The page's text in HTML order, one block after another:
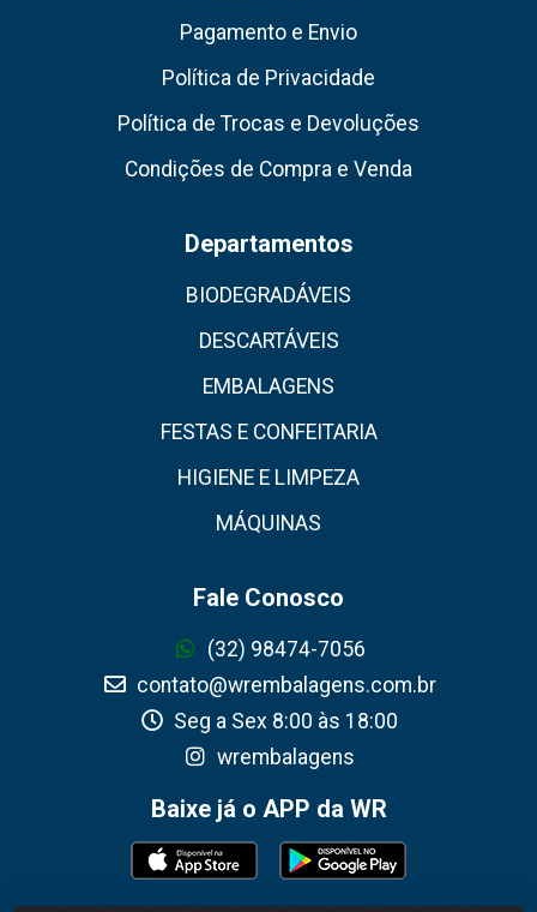
Pagamento e Envio
Política de Privacidade
Política de Trocas e Devoluções
Condições de Compra e Venda
Departamentos
BIODEGRADÁVEIS
DESCARTÁVEIS
EMBALAGENS
FESTAS E CONFEITARIA
HIGIENE E LIMPEZA
MÁQUINAS
Fale Conosco
(32) 98474-7056
contato@wrembalagens.com.br
Seg a Sex 8:00 às 18:00
wrembalagens
Baixe já o APP da WR